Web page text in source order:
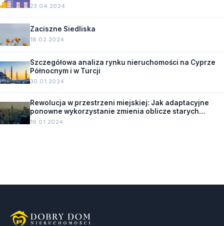
23.04.2024
Zaciszne Siedliska
18.02.2024
Szczegółowa analiza rynku nieruchomości na Cyprze
Północnym i w Turcji
30.01.2024
Rewolucja w przestrzeni miejskiej: Jak adaptacyjne
ponowne wykorzystanie zmienia oblicze starych
budynków.
16.01.2024